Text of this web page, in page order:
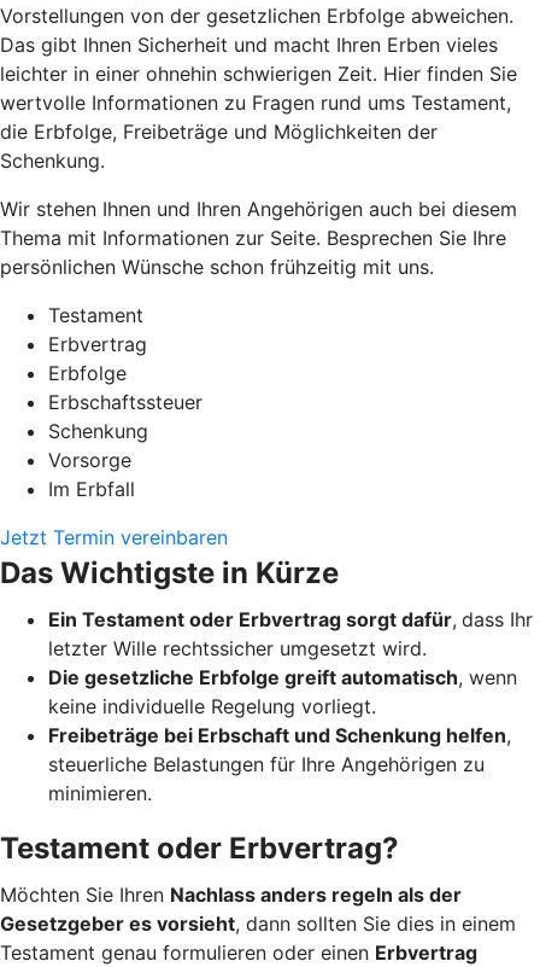
Vorstellungen von der gesetzlichen Erbfolge abweichen.
Das gibt Ihnen Sicherheit und macht Ihren Erben vieles
leichter in einer ohnehin schwierigen Zeit. Hier finden Sie
wertvolle Informationen zu Fragen rund ums Testament,
die Erbfolge, Freibeträge und Möglichkeiten der
Schenkung.
Wir stehen Ihnen und Ihren Angehörigen auch bei diesem
Thema mit Informationen zur Seite. Besprechen Sie Ihre
persönlichen Wünsche schon frühzeitig mit uns.
Testament
Erbvertrag
Erbfolge
Erbschaftssteuer
Schenkung
Vorsorge
Im Erbfall
Jetzt Termin vereinbaren
Das Wichtigste in Kürze
Ein Testament oder Erbvertrag sorgt dafür, dass Ihr
letzter Wille rechtssicher umgesetzt wird.
Die gesetzliche Erbfolge greift automatisch, wenn
keine individuelle Regelung vorliegt.
Freibeträge bei Erbschaft und Schenkung helfen,
steuerliche Belastungen für Ihre Angehörigen zu
minimieren.
Testament oder Erbvertrag?
Möchten Sie Ihren Nachlass anders regeln als der
Gesetzgeber es vorsieht, dann sollten Sie dies in einem
Testament genau formulieren oder einen Erbvertrag